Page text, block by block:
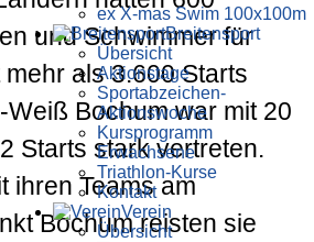
ex X-mas Swim 100x100m
Breiten­sport
Übersicht
Aktionstage
Sportabzeichen-
Aktionswoche
Kursprogramm
Erwachsene
Triathlon-Kurse
Kontakt
Verein
Übersicht
und Schwimmer für
als 3.600 Starts
Weiß Bochum war mit 20
Starts stark vertreten.
ihren Teams am
Bochum reisten sie